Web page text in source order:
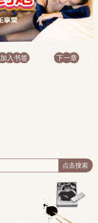
加入书签 下一章